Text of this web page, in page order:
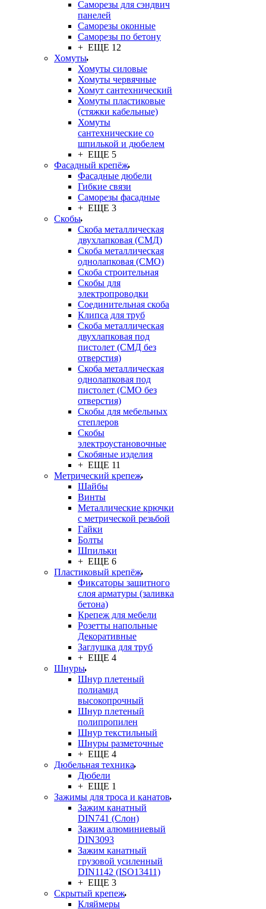
Саморезы для сэндвич
панелей
Саморезы оконные
Саморезы по бетону
+ ЕЩЕ 12
Хомуты
Хомуты силовые
Хомуты червячные
Хомут сантехнический
Хомуты пластиковые
(стяжки кабельные)
Хомуты
сантехнические со
шпилькой и дюбелем
+ ЕЩЕ 5
Фасадный крепёж
Фасадные дюбели
Гибкие связи
Саморезы фасадные
+ ЕЩЕ 3
Скобы
Скоба металлическая
двухлапковая (СМД)
Скоба металлическая
однолапковая (СМО)
Скоба строительная
Скобы для
электропроводки
Соединительная скоба
Клипса для труб
Скоба металлическая
двухлапковая под
пистолет (СМД без
отверстия)
Скоба металлическая
однолапковая под
пистолет (СМО без
отверстия)
Скобы для мебельных
степлеров
Скобы
электроустановочные
Скобяные изделия
+ ЕЩЕ 11
Метрический крепеж
Шайбы
Винты
Металлические крючки
с метрической резьбой
Гайки
Болты
Шпильки
+ ЕЩЕ 6
Пластиковый крепёж
Фиксаторы защитного
слоя арматуры (заливка
бетона)
Крепеж для мебели
Розетты напольные
Декоративные
Заглушка для труб
+ ЕЩЕ 4
Шнуры
Шнур плетеный
полиамид
высокопрочный
Шнур плетеный
полипропилен
Шнур текстильный
Шнуры разметочные
+ ЕЩЕ 4
Дюбельная техника
Дюбели
+ ЕЩЕ 1
Зажимы для троса и канатов
Зажим канатный
DIN741 (Cлон)
Зажим алюминиевый
DIN3093
Зажим канатный
грузовой усиленный
DIN1142 (ISO13411)
+ ЕЩЕ 3
Скрытый крепеж
Кляймеры